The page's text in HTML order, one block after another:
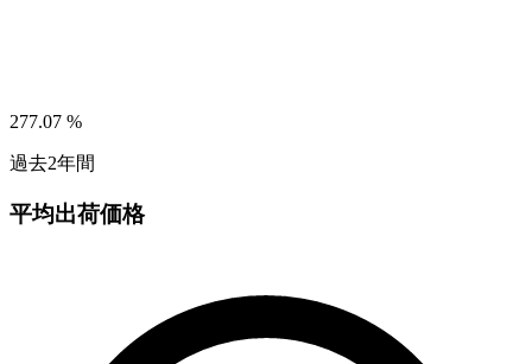
277.07 %
過去2年間
平均出荷価格